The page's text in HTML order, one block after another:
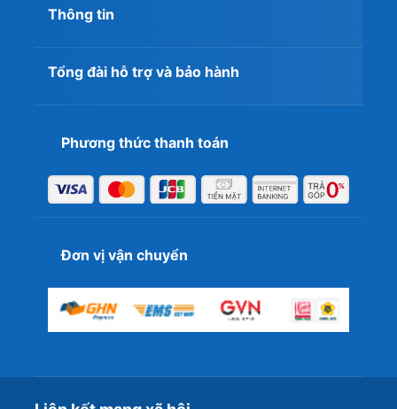
Thông tin
Tổng đài hỗ trợ và bảo hành
Phương thức thanh toán
Đơn vị vận chuyển